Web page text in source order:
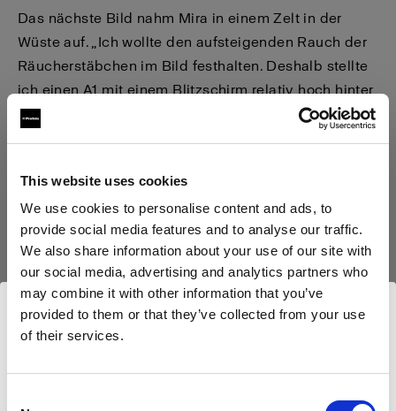
This website uses cookies
We use cookies to personalise content and ads, to
provide social media features and to analyse our traffic.
We also share information about your use of our site with
our social media, advertising and analytics partners who
may combine it with other information that you’ve
provided to them or that they’ve collected from your use
of their services.
Das nächste Bild nahm Mira in einem Zelt in der
Wüste auf. „Ich wollte den aufsteigenden Rauch der
Räucherstäbchen im Bild festhalten. Deshalb stellte
ich einen A1 mit einem Blitzschirm relativ hoch hinter
Thilda auf.“ Der andere A1 stand auf dem Boden
Dome Diffuser auf dem Magnetkopf, um das Licht so
weich wie möglich zu halten.